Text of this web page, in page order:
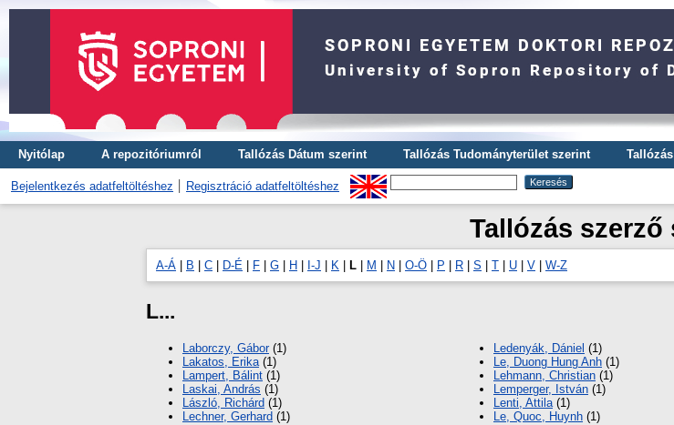
Nyitólap A repozitóriumról Tallózás Dátum szerint Tallózás Tudományterület szerint
Bejelentkezés adatfeltöltéshez Regisztráció adatfeltöltéshez
Tallózás szerző
A-Á B C D-É F G H I-J K L M N O-Ö P R S T U V W-Z
L...
Laborczy, Gábor(1)
Lakatos, Erika(1)
Lampert, Bálint (1)
Laskai, András (1)
László, Richárd (1)
Lechner, Gerhard (1)
Ledenyák, Dániel (1)
Le, Duong Hung Anh (1)
Lehmann, Christian (1)
Lemperger, István (1)
Lenti, Attila(1)
Le, Quoc, Huynh (1)